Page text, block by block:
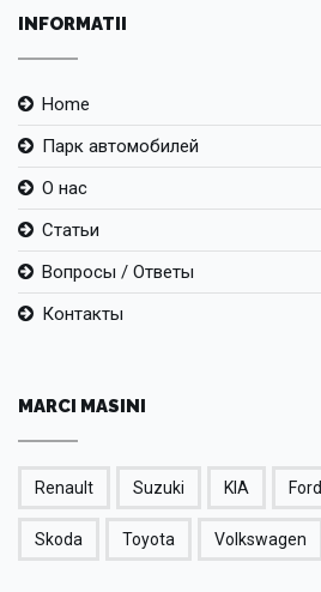
INFORMATII
Home
Парк автомобилей
О нас
Статьи
Вопросы / Ответы
Контакты
MARCI MASINI
Renault Suzuki KIA Ford
Skoda Toyota Volkswagen